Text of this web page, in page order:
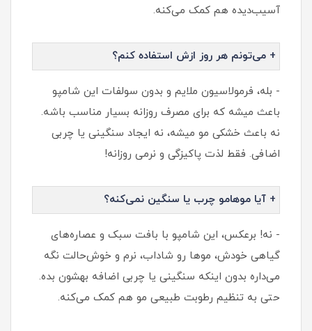
آسیب‌دیده هم کمک می‌کنه.
+ می‌تونم هر روز ازش استفاده کنم؟
- بله، فرمولاسیون ملایم و بدون سولفات این شامپو
باعث میشه که برای مصرف روزانه بسیار مناسب باشه.
نه باعث خشکی مو میشه، نه ایجاد سنگینی یا چربی
اضافی. فقط لذت پاکیزگی و نرمی روزانه!
+ آیا موهامو چرب یا سنگین نمی‌کنه؟
- نه! برعکس، این شامپو با بافت سبک و عصاره‌های
گیاهی خودش، موها رو شاداب، نرم و خوش‌حالت نگه
می‌داره بدون اینکه سنگینی یا چربی اضافه بهشون بده.
حتی به تنظیم رطوبت طبیعی مو هم کمک می‌کنه.